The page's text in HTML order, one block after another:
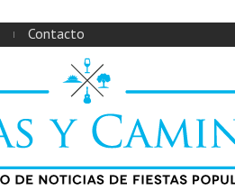
Contacto